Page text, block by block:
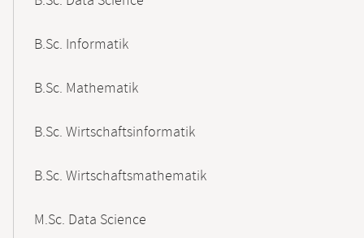
B.Sc. Informatik
B.Sc. Mathematik
B.Sc. Wirtschaftsinformatik
B.Sc. Wirtschaftsmathematik
M.Sc. Data Science